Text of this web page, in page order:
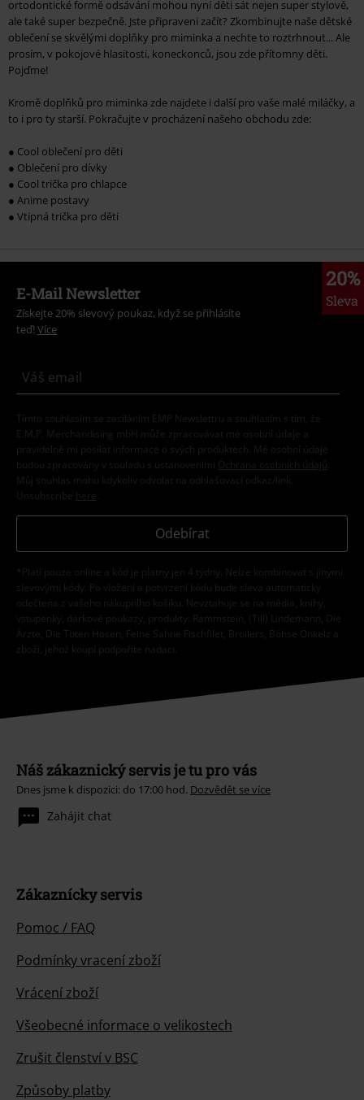
ortodontické formě odsávání mohou nyní děti sát nejen super stylově,
ale také super bezpečně. Jste připraveni začít? Zkombinujte naše dětské
oblečení se skvělými doplňky pro miminka a nechte to roztrhnout... Ale
prosím, v pokojové hlasitosti, koneckonců, jsou zde přítomny děti.
Pojďme!
Kromě doplňků pro miminka zde najdete i další pro vaše malé miláčky, a
to i pro ty starší. Pokračujte v procházení našeho obchodu zde:
● Cool oblečení pro děti
● Oblečení pro dívky
● Cool trička pro chlapce
● Anime postavy
● Vtipná trička pro děti
20%
Sleva
E-Mail Newsletter
Získejte 20% slevový poukaz, když se přihlásíte
teď! Více
Tímto souhlasím se zasíláním EMP Newslettru a souhlasím s tím, že
E.M.P. Merchandising mbH může zpracovávat mé osobní údaje a
pravidelně mi posílat informace o svých produktech. Mé osobní údaje
budou zpracovány v souladu s ustanoveními
Ochrana osobních údajů
Můj souhlas mohu kdykoliv odvolat na odhlašovací odkaz/link.
Unsubscribe here
Odebírat
*Platí pouze online a kód je platný jen 4 týdny. Nelze kombinovat s jinými
slevovými kódy. Po vložení a potvrzení kódu bude sleva automaticky
odečtena z vašeho nákupního košíku. Nevztahuje se na média, knihy,
vstupenky, dárkové poukazy, produkty: Rammstein, (Till) Lindemann, Die
Ärzte, Die Toten Hosen, Feine Sahne Fischfilet, Broilers, Böhse Onkelz a
zboží, jehož koupí podpoříte nadaci.
Náš zákaznický servis je tu pro vás
Dnes jsme k dispozici: do 17:00 hod. Dozvědět se více
Zahájit chat
Zákaznícky servis
Pomoc / FAQ
Podmínky vracení zboží
Vrácení zboží
Všeobecné informace o velikostech
Zrušit členství v BSC
Způsoby platby